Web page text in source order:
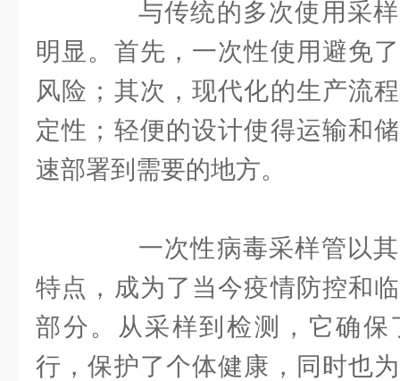
与传统的多次使用采样
明显。首先，一次性使用避免
风险；其次，现代化的生产流
定性；轻便的设计使得运输和
速部署到需要的地方。
一次性病毒采样管以其
特点，成为了当今疫情防控和
部分。从采样到检测，它确保
行，保护了个体健康，同时也